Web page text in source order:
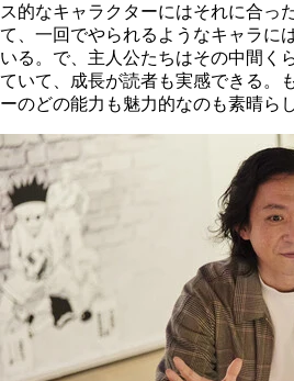
ス的なキャラクターにはそれに合っ
て、一回でやられるようなキャラに
いる。で、主人公たちはその中間く
ていて、成長が読者も実感できる。
ーのどの能力も魅力的なのも素晴ら